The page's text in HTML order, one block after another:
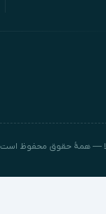
— همهٔ حقوق محفوظ